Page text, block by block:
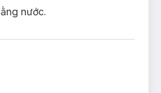
nước.